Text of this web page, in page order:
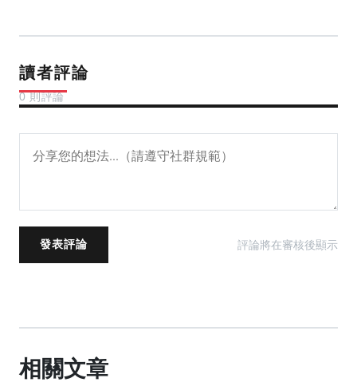
讀者評論
0 則評論
發表評論 評論將在審核後顯示
相關文章